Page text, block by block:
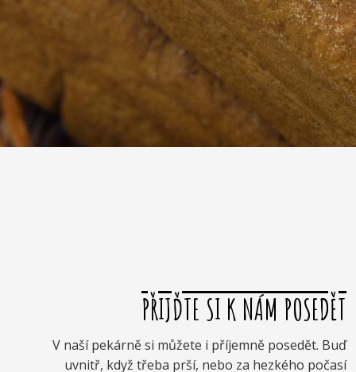
PŘIJĎTE SI K NÁM POSEDĚT
V naší pekárně si můžete i příjemně posedět. Buď
uvnitř, když třeba prší, nebo za hezkého počasí